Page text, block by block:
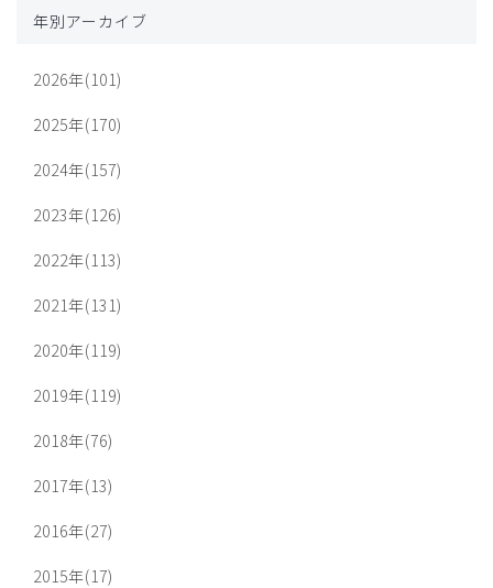
年別アーカイブ
2026年(101)
2025年(170)
2024年(157)
2023年(126)
2022年(113)
2021年(131)
2020年(119)
2019年(119)
2018年(76)
2017年(13)
2016年(27)
2015年(17)